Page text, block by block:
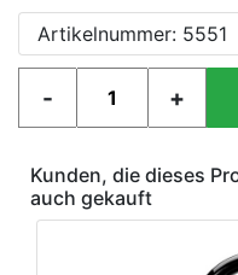
Artikelnummer: 5551
Kunden, die dieses
auch gekauft